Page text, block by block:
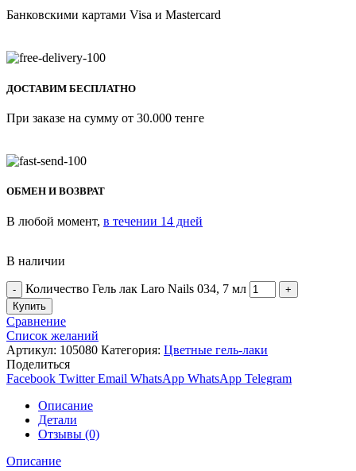
Банковскими картами Visa и Mastercard
ДОСТАВИМ БЕСПЛАТНО
При заказе на сумму от 30.000 тенге
ОБМЕН И ВОЗВРАТ
В любой момент, в течении 14 дней
В наличии
Количество Гель лак Laro Nails 034, 7 мл
Купить
Сравнение
Список желаний
Артикул: 105080 Категория: Цветные гель-лаки
Поделиться
Facebook Twitter Email WhatsApp WhatsApp Telegram
Описание
Детали
Отзывы (0)
Описание